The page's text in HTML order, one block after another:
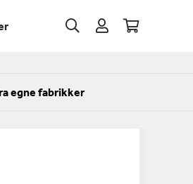
egne fabrikker